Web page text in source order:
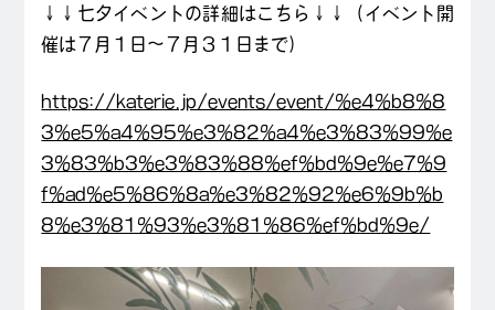
↓↓七夕イベントの詳細はこちら↓↓（イベント開
催は７月１日～７月３１日まで）
https://katerie.jp/events/event/%e4%b8%8
3%e5%a4%95%e3%82%a4%e3%83%99%e
3%83%b3%e3%83%88%ef%bd%9e%e7%9
f%ad%e5%86%8a%e3%82%92%e6%9b%b
8%e3%81%93%e3%81%86%ef%bd%9e/